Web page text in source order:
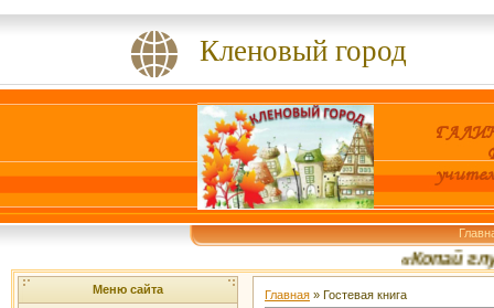
Кленовый город
«Копай
Меню сайта
Главная » Гостевая книга